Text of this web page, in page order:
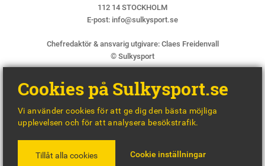
112 14 STOCKHOLM
E-post: info@sulkysport.se
Chefredaktör & ansvarig utgivare: Claes Freidenvall
© Sulkysport
BY
Cookies på Sulkysport.se
Vi använder cookies för att ge dig den bästa möjliga
upplevelsen och för att analysera besökstrafik.
Tillåt alla cookies Cookie inställningar